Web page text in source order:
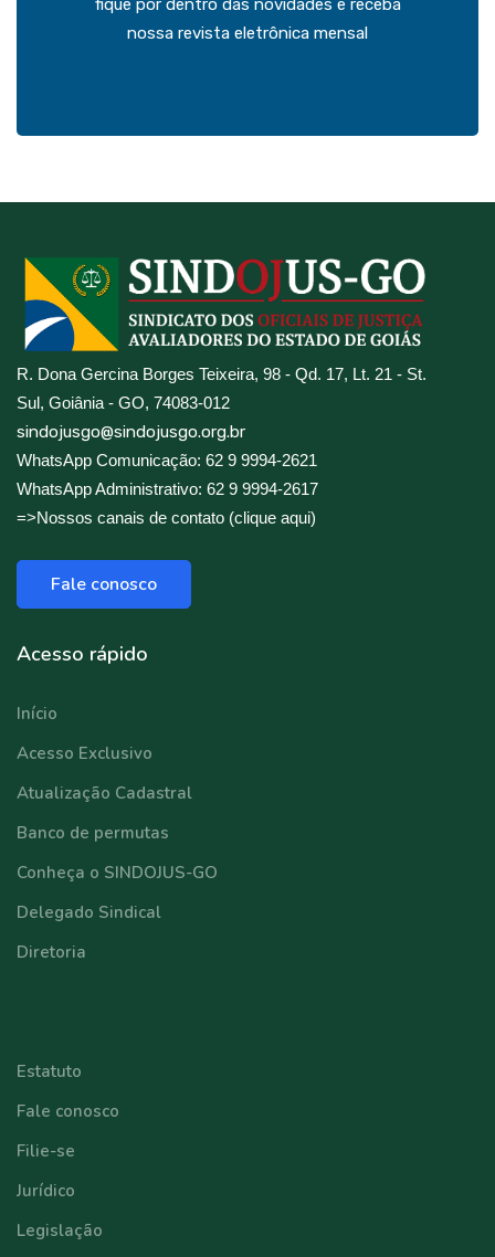
fique por dentro das novidades e receba
nossa revista eletrônica mensal
R. Dona Gercina Borges Teixeira, 98 - Qd. 17, Lt. 21 - St.
Sul, Goiânia - GO, 74083-012
sindojusgo@sindojusgo.org.br
WhatsApp Comunicação: 62 9 9994-2621
WhatsApp Administrativo: 62 9 9994-2617
=>Nossos canais de contato (clique aqui)
Fale conosco
Acesso rápido
Início
Acesso Exclusivo
Atualização Cadastral
Banco de permutas
Conheça o SINDOJUS-GO
Delegado Sindical
Diretoria
Estatuto
Fale conosco
Filie-se
Jurídico
Legislação